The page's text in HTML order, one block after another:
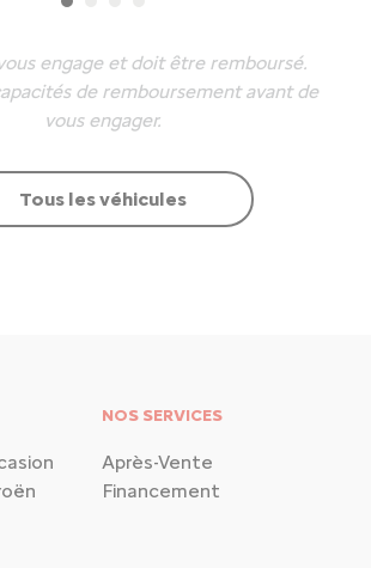
engage et doit être remboursé.
de remboursement avant de
vous engager.
Tous les véhicules
NOS SERVICES
Après-Vente
Financement